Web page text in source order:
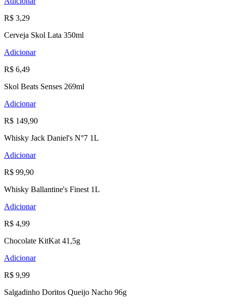
R$ 3,29
Cerveja Skol Lata 350ml
Adicionar
R$ 6,49
Skol Beats Senses 269ml
Adicionar
R$ 149,90
Whisky Jack Daniel's N°7 1L
Adicionar
R$ 99,90
Whisky Ballantine's Finest 1L
Adicionar
R$ 4,99
Chocolate KitKat 41,5g
Adicionar
R$ 9,99
Salgadinho Doritos Queijo Nacho 96g